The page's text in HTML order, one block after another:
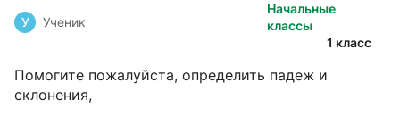
Начальные
классы
1 класс
У Ученик
Помогите пожалуйста, определить падеж и
склонения,